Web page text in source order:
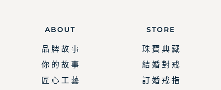
ABOUT
品 牌 故 事
你 的 故 事
匠 心 工 藝
STORE
珠 寶 典 藏
結 婚 對 戒
訂 婚 戒 指